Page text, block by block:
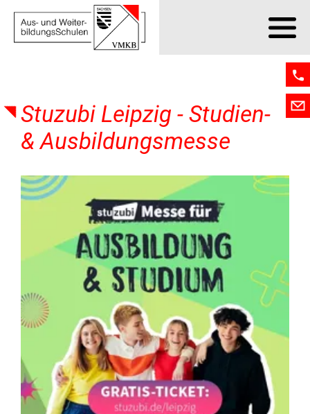
Stuzubi Leipzig - Studien-
& Ausbildungsmesse